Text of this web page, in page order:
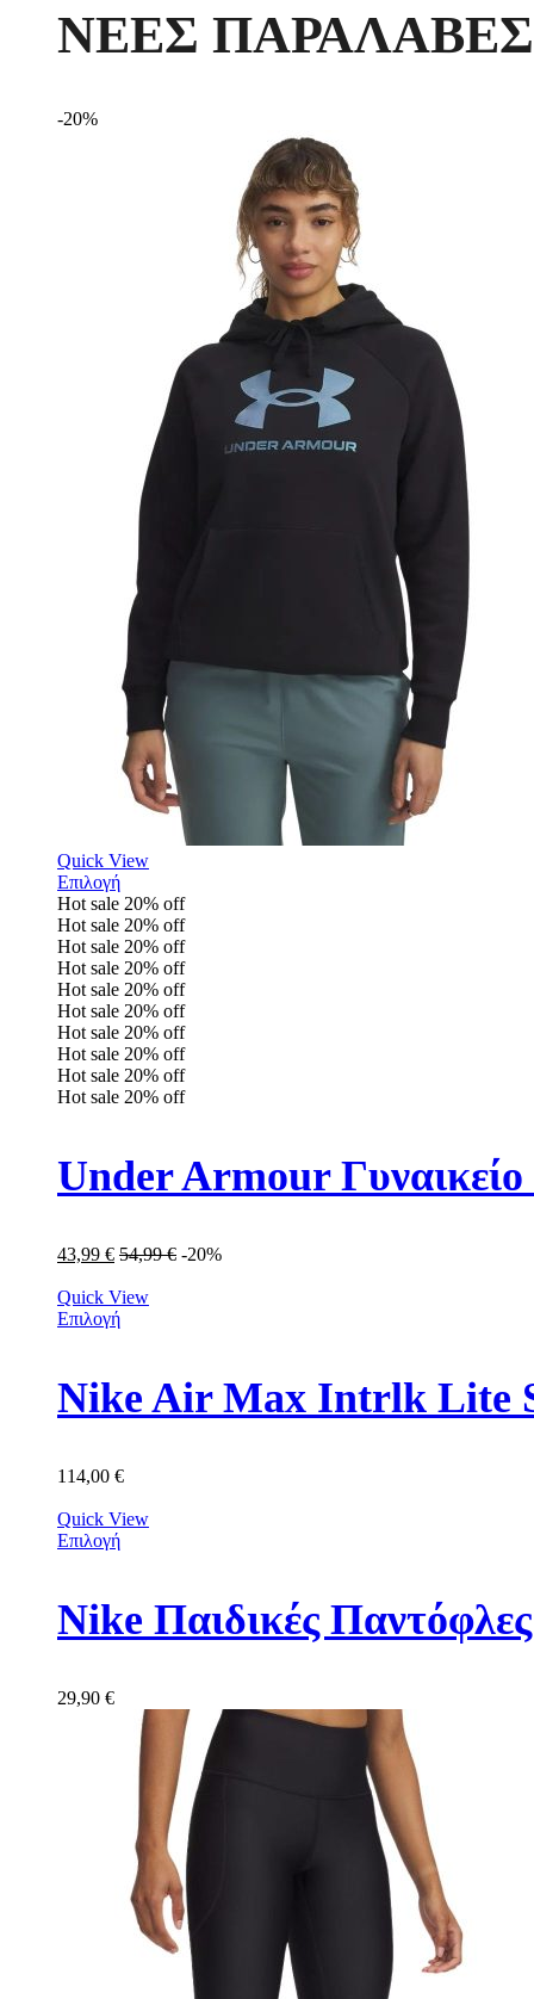
ΝΕΕΣ ΠΑΡΑΛΑΒΕΣ
-20%
Quick View
Επιλογή
Hot sale 20% off
Hot sale 20% off
Hot sale 20% off
Hot sale 20% off
Hot sale 20% off
Hot sale 20% off
Hot sale 20% off
Hot sale 20% off
Hot sale 20% off
Hot sale 20% off
Under Armour
43,99 € 54,99€ -20%
Quick View
Επιλογή
Nike Air Max Intrlk Lite
114,00 €
Quick View
Επιλογή
Nike Παιδικές
29,90 €